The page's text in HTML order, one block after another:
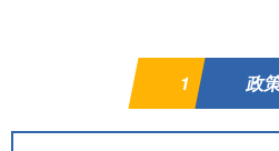
1 政